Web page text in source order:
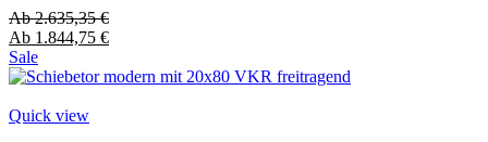
Ab2.635,35€
Ab 1.844,75 €
Sale
Quick view